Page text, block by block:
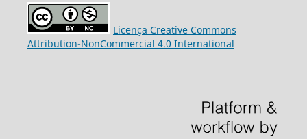
Licença Creative Commons
Attribution-NonCommercial 4.0 International